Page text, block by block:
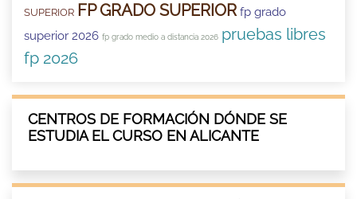
SUPERIOR FP GRADO SUPERIOR fp grado
superior 2026 fp grado medio a distancia 2026 pruebas libres
fp 2026
CENTROS DE FORMACIÓN DÓNDE SE
ESTUDIA EL CURSO EN ALICANTE